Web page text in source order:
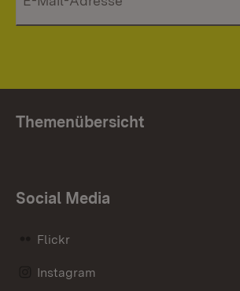
Themenübersicht
Social Media
Flickr
Instagram